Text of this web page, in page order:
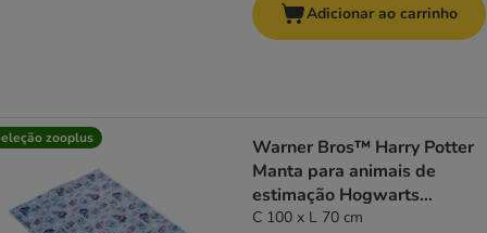
Adicionar ao carrinho
zooplus
Warner Bros™ Harry Potter
Manta para animais de
estimação Hogwarts
Express
C 100 x L 70 cm